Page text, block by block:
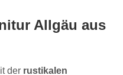
Allgäu aus
der rustikalen